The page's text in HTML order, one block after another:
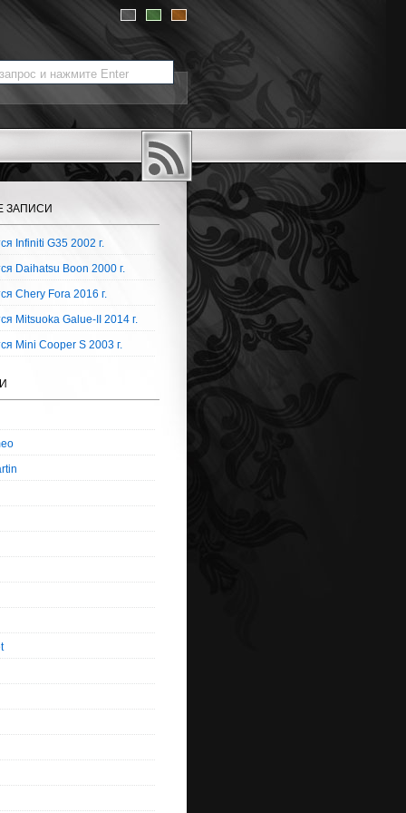
ЗАПИСИ
Infiniti G35 2002 г.
Daihatsu Boon 2000 г.
Chery Fora 2016 г.
Mitsuoka Galue-II 2014 г.
Mini Cooper S 2003 г.